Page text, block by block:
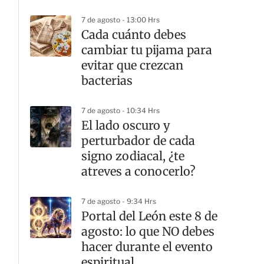
7 de agosto - 13:00 Hrs
Cada cuánto debes
cambiar tu pijama para
evitar que crezcan
bacterias
7 de agosto - 10:34 Hrs
El lado oscuro y
perturbador de cada
signo zodiacal, ¿te
atreves a conocerlo?
7 de agosto - 9:34 Hrs
Portal del León este 8 de
agosto: lo que NO debes
hacer durante el evento